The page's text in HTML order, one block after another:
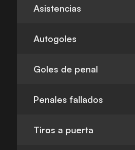
Asistencias
Autogoles
Goles de penal
Penales fallados
Tiros a puerta